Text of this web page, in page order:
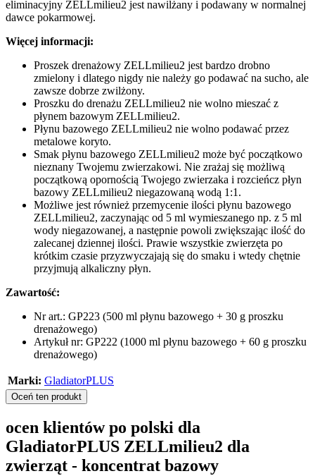
eliminacyjny ZELLmilieu2 jest nawilżany i podawany w normalnej
dawce pokarmowej.
Więcej informacji:
Proszek drenażowy ZELLmilieu2 jest bardzo drobno
zmielony i dlatego nigdy nie należy go podawać na sucho, ale
zawsze dobrze zwilżony.
Proszku do drenażu ZELLmilieu2 nie wolno mieszać z
płynem bazowym ZELLmilieu2.
Płynu bazowego ZELLmilieu2 nie wolno podawać przez
metalowe koryto.
Smak płynu bazowego ZELLmilieu2 może być początkowo
nieznany Twojemu zwierzakowi. Nie zrażaj się możliwą
początkową opornością Twojego zwierzaka i rozcieńcz płyn
bazowy ZELLmilieu2 niegazowaną wodą 1:1.
Możliwe jest również przemycenie ilości płynu bazowego
ZELLmilieu2, zaczynając od 5 ml wymieszanego np. z 5 ml
wody niegazowanej, a następnie powoli zwiększając ilość do
zalecanej dziennej ilości. Prawie wszystkie zwierzęta po
krótkim czasie przyzwyczajają się do smaku i wtedy chętnie
przyjmują alkaliczny płyn.
Zawartość:
Nr art.: GP223 (500 ml płynu bazowego + 30 g proszku
drenażowego)
Artykuł nr: GP222 (1000 ml płynu bazowego + 60 g proszku
drenażowego)
Marki: GladiatorPLUS
Oceń ten produkt
ocen klientów po polski dla
GladiatorPLUS ZELLmilieu2 dla
zwierząt - koncentrat bazowy